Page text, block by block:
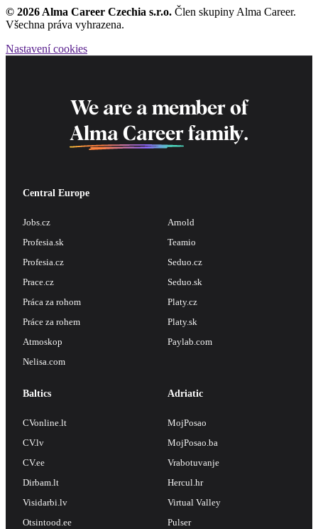
© 2026 Alma Career Czechia s.r.o. Člen skupiny Alma Career.
Všechna práva vyhrazena.
Nastavení cookies
We are a member of
Alma Career family.
Central Europe
Jobs.cz
Profesia.sk
Profesia.cz
Prace.cz
Práca za rohom
Práce za rohem
Atmoskop
Nelisa.com
Arnold
Teamio
Seduo.cz
Seduo.sk
Platy.cz
Platy.sk
Paylab.com
Baltics
CVonline.lt
CV.lv
CV.ee
Dirbam.lt
Visidarbi.lv
Otsintood.ee
Adriatic
MojPosao
MojPosao.ba
Vrabotuvanje
Hercul.hr
Virtual Valley
Pulser